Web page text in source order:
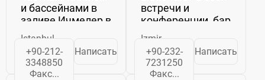
и бассейнами в
заливе Ичмелер в
Мармарисе,
Турция. ...
Построенный в
1969 году как
Istanbul
+90-212-
3348850
Факс...
Написать
встречи и
конференции, бар
и ресторан, спа-
салон, свадьбу и
банкет,
кейтеринг, а
Izmir
+90-232-
7231250
Факс...
Написать